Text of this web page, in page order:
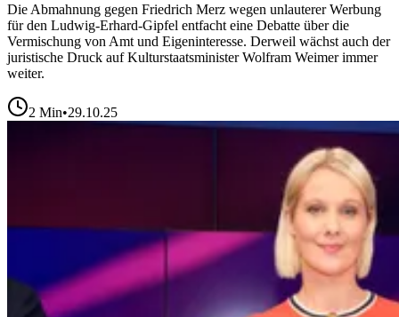
Die Abmahnung gegen Friedrich Merz wegen unlauterer Werbung
für den Ludwig-Erhard-Gipfel entfacht eine Debatte über die
Vermischung von Amt und Eigeninteresse. Derweil wächst auch der
juristische Druck auf Kulturstaatsminister Wolfram Weimer immer
weiter.
2 Min•29.10.25